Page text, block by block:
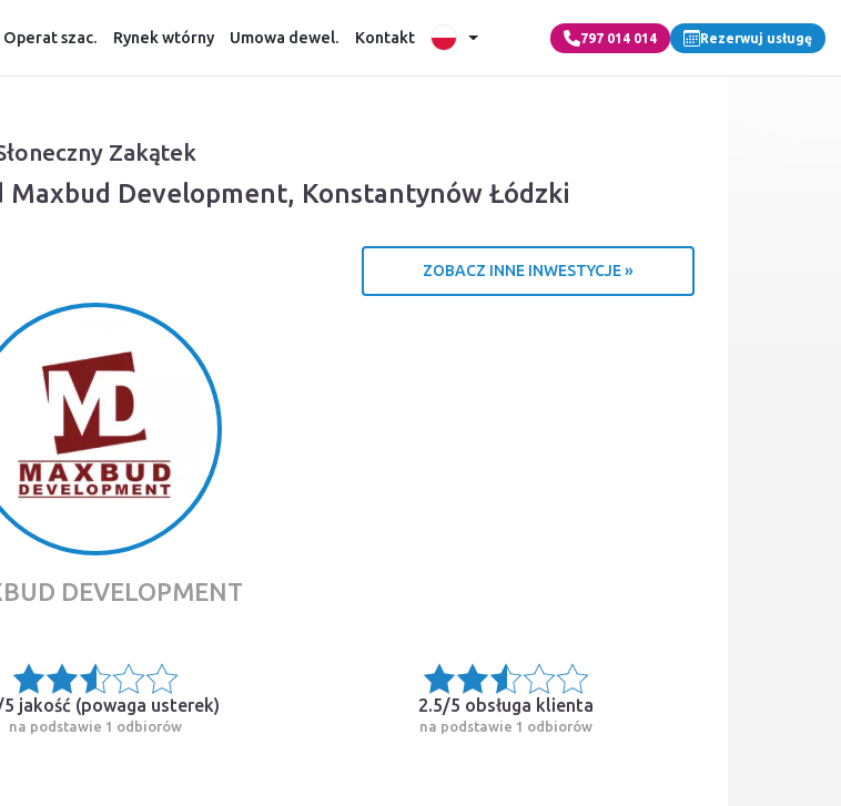
Operat szac. Rynek wtórny Umowa dewel. Kontakt 797 014 014 Rezerwuj usługę
Zakątek
Maxbud Development, Konstantynów Łódzki
ZOBACZ INNE INWESTYCJE »
DEVELOPMENT
jakość (powaga usterek)
na podstawie 1 odbiorów
2.5/5 obsługa klienta
na podstawie 1 odbiorów